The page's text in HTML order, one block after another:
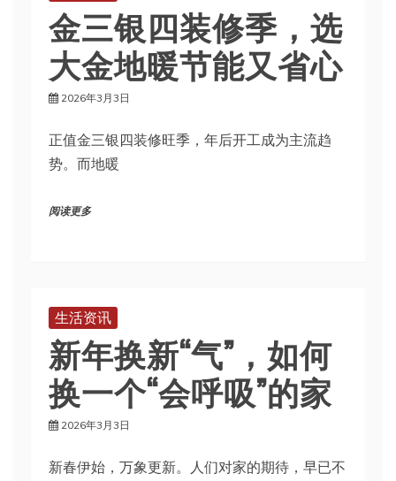
金三银四装修季，选
大金地暖节能又省心
2026年3月3日
正值金三银四装修旺季，年后开工成为主流趋
势。而地暖
阅读更多
生活资讯
新年换新“气”，如何
换一个“会呼吸”的家
2026年3月3日
新春伊始，万象更新。人们对家的期待，早已不